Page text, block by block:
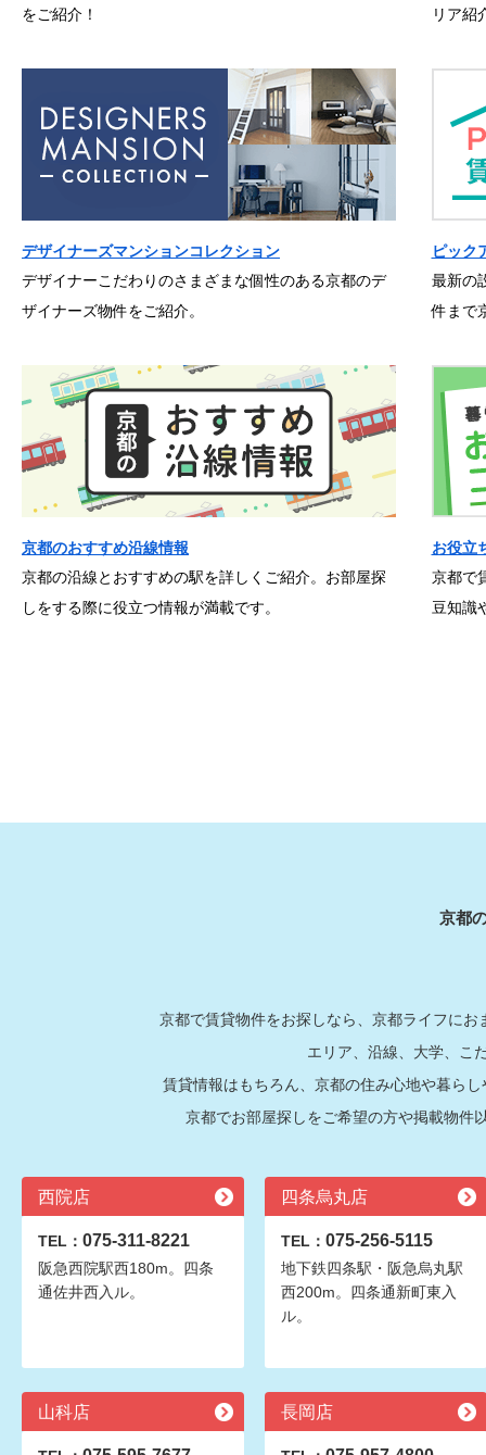
をご紹介！
リア紹
デザイナーズマンションコレクション
デザイナーこだわりのさまざまな個性のある京都のデ
ザイナーズ物件をご紹介。
ピック
最新の
件まで
京都のおすすめ沿線情報
京都の沿線とおすすめの駅を詳しくご紹介。お部屋探
しをする際に役立つ情報が満載です。
お役立
京都で
豆知識
京都
京都で賃貸物件をお探しなら、京都ライフに
エリア、沿線、大学、こ
賃貸情報はもちろん、京都の住み心地や暮ら
京都でお部屋探しをご希望の方や掲載物件
西院店
TEL： 075-311-8221
阪急西院駅西180m。四条
通佐井西入ル。
四条烏丸店
TEL： 075-256-5115
地下鉄四条駅・阪急烏丸駅
西200m。四条通新町東入
ル。
山科店 長岡店